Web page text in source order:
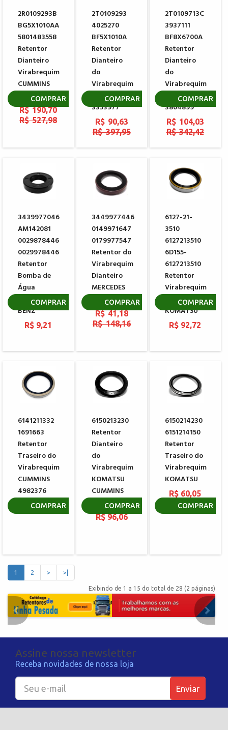
2R0109293B
BG5X1010AA
5801483558
Retentor
Dianteiro
Virabrequim
CUMMINS
4890832
R$ 190,70
R$ 527,98
COMPRAR
2T0109293
4025270
BF5X1010A
Retentor
Dianteiro
do
Virabrequim
CUMMINS
3353977
R$ 90,63
R$ 397,95
COMPRAR
2T0109713C
3937111
BF8X6700A
Retentor
Dianteiro
do
Virabrequim
CUMMINS
3804899
R$ 104,03
R$ 342,42
COMPRAR
3439977046
AM142081
0029878446
0029978446
Retentor
Bomba de
Água
MERCEDES
BENZ
R$ 9,21
COMPRAR
3449977446
0149971647
0179977547
Retentor do
Virabrequim
Dianteiro
MERCEDES
BENZ
R$ 41,18
R$ 148,16
COMPRAR
6127-21-
3510
6127213510
6D155-
6127213510
Retentor
Virabrequim
Dianteiro
KOMATSU
R$ 92,72
COMPRAR
6141211332
1691663
Retentor
Traseiro do
Virabrequim
CUMMINS
4982376
R$ 241,17
COMPRAR
6150213230
Retentor
Dianteiro
do
Virabrequim
KOMATSU
CUMMINS
NT855A
R$ 96,06
COMPRAR
6150214230
6151214150
Retentor
Traseiro do
Virabrequim
KOMATSU
R$ 60,05
COMPRAR
1 2 > >|
Exibindo de 1 a 15 do total de 28 (2 páginas)
Assine nossa newsletter
Receba novidades de nossa loja
Enviar